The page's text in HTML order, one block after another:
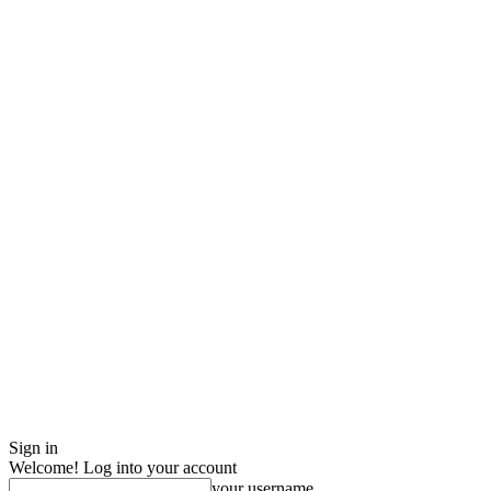
Sign in
Welcome! Log into your account